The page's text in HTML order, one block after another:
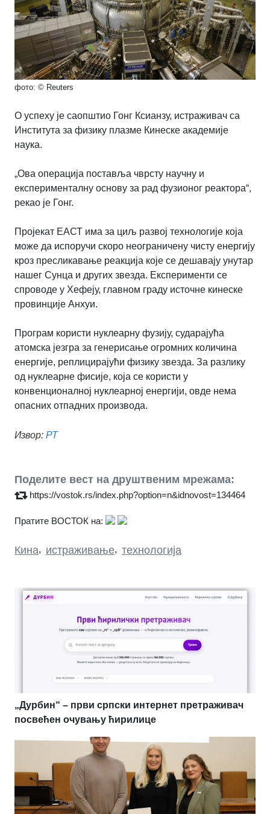
фото: © Reuters
О успеху је саопштио Гонг Ксианзу, истраживач са
Института за физику плазме Кинеске академије
наука.
„Ова операција поставља чврсту научну и
експерименталну основу за рад фузионог реактора“,
рекао је Гонг.
Пројекат ЕАСТ има за циљ развој технологије која
може да испоручи скоро неограничену чисту енергију
кроз пресликавање реакција које се дешавају унутар
нашег Сунца и других звезда. Експерименти се
спроводе у Хефеју, главном граду источне кинеске
провинције Анхуи.
Програм користи нуклеарну фузију, сударајућа
атомска језгра за генерисање огромних количина
енергије, реплицирајући физику звезда. За разлику
од нуклеарне фисије, која се користи у
конвенционалној нуклеарној енергији, овде нема
опасних отпадних производа.
Извор: РТ
Поделите вест на друштвеним мрежама:
https://vostok.rs/index.php?option=n&idnovost=134464
Пратите ВОСТОК на:
Кина, истраживање, технологија
„Дурбин“ – први српски интернет претраживач
посвећен очувању ћирилице